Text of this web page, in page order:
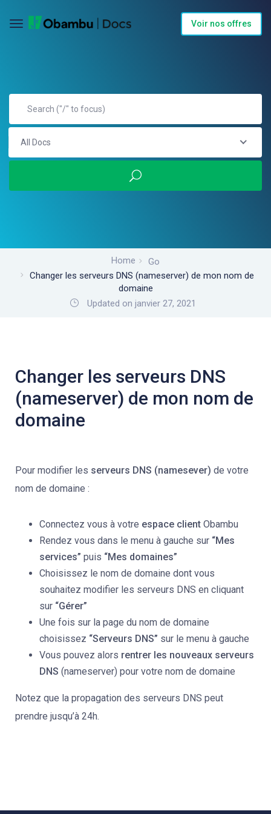
Voir nos offres
All Docs
Home
Go
Changer les serveurs DNS (nameserver) de mon nom de
domaine
Updated on janvier 27, 2021
Changer les serveurs DNS
(nameserver) de mon nom de
domaine
Pour modifier les serveurs DNS (namesever) de votre
nom de domaine :
Connectez vous à votre espace client Obambu
Rendez vous dans le menu à gauche sur “Mes
services” puis “Mes domaines”
Choisissez le nom de domaine dont vous
souhaitez modifier les serveurs DNS en cliquant
sur “Gérer”
Une fois sur la page du nom de domaine
choisissez “Serveurs DNS” sur le menu à gauche
Vous pouvez alors rentrer les nouveaux serveurs
DNS (nameserver) pour votre nom de domaine
Notez que la propagation des serveurs DNS peut
prendre jusqu’à 24h.